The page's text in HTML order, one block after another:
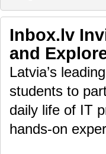
Inbox.lv
and
Latvia’s
students to
daily life of IT
hands-on